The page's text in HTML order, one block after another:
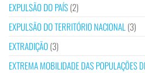
EXPULSÃO DO PAÍS(2)
EXPULSÃO DO TERRITÓRIO NACIONAL (3)
EXTRADIÇÃO (3)
EXTREMA MOBILIDADE DAS POPULAÇÕES